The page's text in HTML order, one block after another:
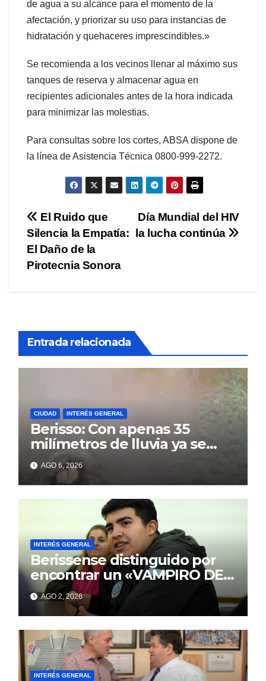
de agua a su alcance para el momento de la
afectación, y priorizar su uso para instancias de
hidratación y quehaceres imprescindibles.»
Se recomienda a los vecinos llenar al máximo sus
tanques de reserva y almacenar agua en
recipientes adicionales antes de la hora indicada
para minimizar las molestias.
Para consultas sobre los cortes, ABSA dispone de
la línea de Asistencia Técnica 0800-999-2272.
Navegación
de
entradas
Día Mundial del HIV
la lucha continúa
El Ruido que
Silencia la Empatía:
El Daño de la
Pirotecnia Sonora
Entrada relacionada
CIUDAD INTERÉS GENERAL
Berisso: Con apenas 35
milímetros de lluvia ya se
sienten los problemas
AGO 6, 2026
INTERÉS GENERAL
Berissense distinguido por
encontrar un «VAMPIRO DE
MAR»
AGO 2, 2026
INTERÉS GENERAL